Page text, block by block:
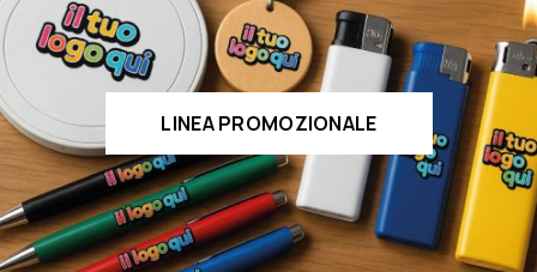
LINEA PROMOZIONALE